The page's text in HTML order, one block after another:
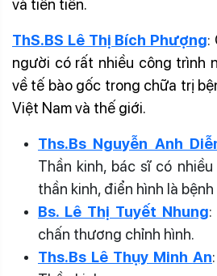
và tiên tiến.
ThS.BS Lê Thị Bích Phượng:
người có rất nhiều công trình
về tế bào gốc trong chữa trị
Việt Nam và thế giới.
Ths.Bs Nguyễn Anh
Thần kinh, bác sĩ có
thần kinh, điển hình là bệnh
Bs. Lê Thị Tuyết Nhung:
chấn thương chỉnh hình.
Ths.Bs Lê Thụy Minh An